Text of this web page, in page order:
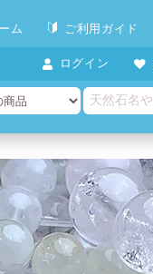
ム ご利用ガイド
ログイン